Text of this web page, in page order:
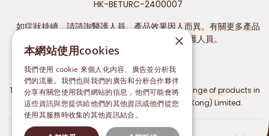
HK-BETURC-2400007
如症狀持續，請諮詢醫護人員。產品效果因人而異。有關更多產品
資訊，請參閱產品標籤或諮詢您的醫護人員。
The Marketing Authorisation Holder for Betadine range of products in
Hong Kong is iNova Pharmaceuticals (Hong Kong) Limited.
×
本網站使用cookies
我們使用 cookie 來個人化內容、廣告並分析我
們的流量。我們也與我們的廣告和分析合作夥伴
分享有關您使用我們網站的信息，他們可能會將
這些資訊與您提供給他們的其他資訊或他們從您
使用其服務時收集的其他資訊結合。